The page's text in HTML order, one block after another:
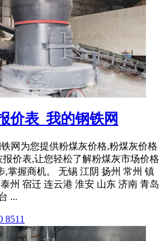
价表_我的钢铁网
网为您提供粉煤灰价格,粉煤灰价格
价表,让您轻松了解粉煤灰市场价格
,掌握商机。 无锡 江阴 扬州 常州 镇
州 宿迁 连云港 淮安 山东 济南 青岛
...
8511